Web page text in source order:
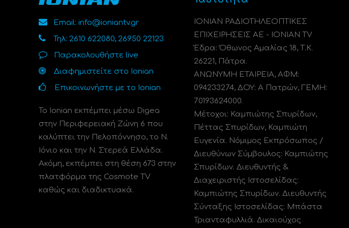
Email: info@ioniantv.gr
Τηλ: 2610 622080, 26950 22123
Παρακολουθήστε live
Διαφημιστείτε στο Ionian
Επικοινωνήστε με το Ionian
Το Ionian εκπέμπει μέσω Digea
στην Περιφερειακή Ζώνη 6 που
καλύπτει την Πελοπόννησο, το N.
Ιόνιο και την Ν. Στερεά Ελλάδα.
Ακόμη, εκπέμπει στη θέση 673 στην
πλατφόρμα της Cosmote TV
καθώς και διαδικτυακά.
ΙΟΝΙΑΝ ΡΑΔΙΟΤΗΛΕΟΠΤΙΚΕΣ
ΕΠΙΧΕΙΡΗΣΕΙΣ ΑΕ - IONIAN TV
Έδρα: Όθωνος Αμαλίας 18, Τ.Κ.
26221, Πάτρα.
ΑΝΩΝΥΜΗ ΕΤΑΙΡΕΙΑ, ΑΦΜ:
094233274, ΔΟΥ: A Πατρών, ΓΕΜΗ:
70193624000.
Μέτοχοι: Καμπιώτης Σπυρίδων,
Πέττας Σπυρίδων, Καμπιώτη
Ευγενία. Νόμιμος Εκπρόσωπος /
Διευθύνων Σύμβουλος: Καμπιώτης
Σπυρίδων. Διευθυντής &
Διαχειριστής Ιστοσελίδας:
Καμπιώτης Σπυρίδων. Διευθυντής
Σύνταξης Ιστοσελίδας: Μπάστα
Τριανταφυλλιά. Δικαιούχος